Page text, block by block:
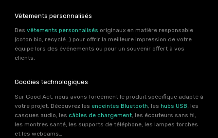
Vêtements personnalisés
Des vêtements personnalisés originaux en matière responsable
(coton bio, recyclé…) pour offrir la meilleure impression de votre
équipe lors des événements ou pour un souvenir offert à vos
clients.
Goodies technologiques
Sur Good Act, nous avons forcément le produit spécifique adapté à
votre projet. Découvrez les enceintes Bluetooth , les hubs USB , les
casques audio, les câbles de chargement , les écouteurs sans fil,
les montres santé, les supports de téléphone, les lampes torches
et les webcams…